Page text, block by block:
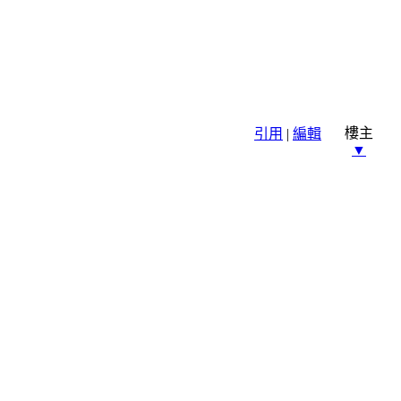
引用 | 編輯
樓主
▼